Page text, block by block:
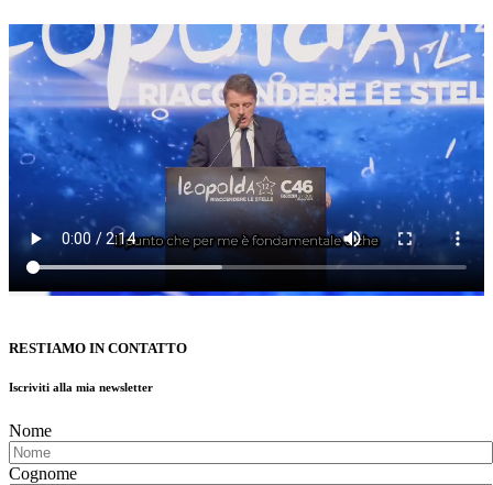
RESTIAMO IN CONTATTO
Iscriviti alla mia newsletter
Nome
Cognome